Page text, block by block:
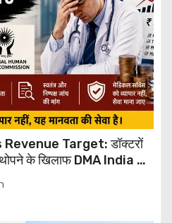
Target: डॉक्टरों
के खिलाफ DMA India का
जांच की मांग